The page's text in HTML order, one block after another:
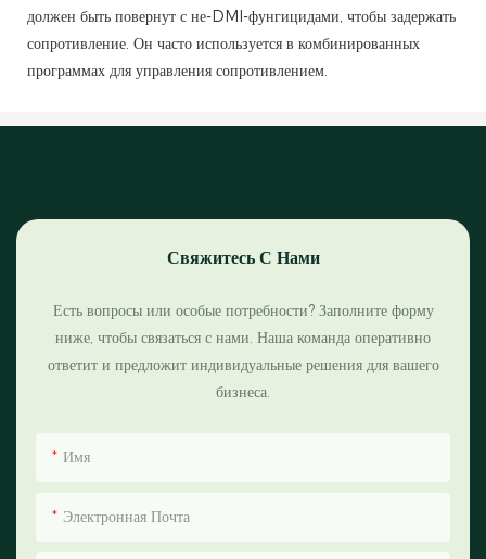
должен быть повернут с не-DMI-фунгицидами, чтобы задержать
сопротивление. Он часто используется в комбинированных
программах для управления сопротивлением.
Свяжитесь С Нами
Есть вопросы или особые потребности? Заполните форму
ниже, чтобы связаться с нами. Наша команда оперативно
ответит и предложит индивидуальные решения для вашего
бизнеса.
Имя
Электронная Почта